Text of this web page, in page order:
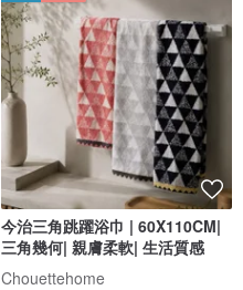
今治三角跳躍浴巾 | 60X110CM|
三角幾何| 親膚柔軟| 生活質感
Chouettehome